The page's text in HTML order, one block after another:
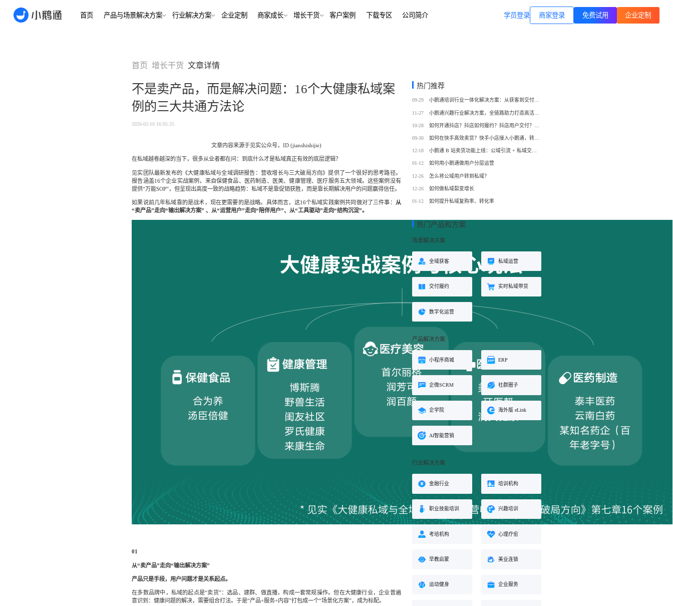
首页 产品与场景解决方案
全域获客
打通视频号抖音快手工具，流量沉
淀私域
私域运营
私域增长利器，助力私域获客/培育/
转、一站式解决方案
经营全链路数据洞察，公域私域打
产品
小程序商城 ERP
深度链接粉丝，高品质社群运营
企业培训系统，员工培训、考试全
场景解决方案
适配出海场景的全新产品，实现海
外经营闭环
行业解决方案
金融/财经行业
合规、转化、AI+——12000+金融
客户的共同选择
培训机构私域销转一站式解决方案
兴趣培训
考公考研、专升本、出国留学等一
心理疗愈
连锁心理机构的私域获客、标准化
交付与用户留存、多门店管理工具
早教启蒙
打通招生-营期-家校链路闭环，实现
长期增长
9 年深耕，为美业定义实时互动私
域新标准
企业服务
企业服务私域营销解决方案，提供
稳定运营工具
政企行业
为政府机构、事业单位、央国企等
提供数字化解决方案 高效变现
社区团购”新生态模式”，打破传统
私域电商系统，全链路私域增长解
决方案
加盟培育、连锁门店管理、企业商
心理咨询机构私域获客、标准化交
付与用户留存一站式解决方案
企业定制 商家成长
帮助中心
增长干货 客户案例 公司简介 学员登录 商家登录
首页 增长干货 文章详情
不是卖产品，而是解决问题：16个大健康私域案
例的三大共通方法论
2026-02-10 16:05:25
文章内容来源于见实公众号，ID (jianshishijie)
在私域越卷越深的当下，很多从业者都在问：到底什么才是私域真正有效的底层逻辑？
见实团队最新发布的《大健康私域与全域调研报告：营收增长与三大破局方向》提供了一个很好的思考路径。
报告涵盖16个企业实战案例，来自保健食品、医药制造、医美、健康管理、医疗服务五大领域。这些案例没有
提供“万能SOP”，但呈现出高度一致的战略趋势：私域不是靠促销获胜，而是靠长期解决用户的问题赢得信任。
如果说前几年私域靠的是战术，现在更需要的是战略。具体而言，这16个私域实践案例共同做对了三件事：
从
“卖产品”走向“输出解决方案” 、从“运营用户”走向“陪伴用户”、从“工具驱动”走向“结构沉淀”。
01
从“卖产品”走向“输出解决方案”
产品只是手段，用户问题才是关系起点。
在多数品牌中，私域的起点是“卖货”：选品、建群、做直播，构成一套常规操作。但在大健康行业，企业普遍
意识到：健康问题的解决，需要组合打法。于是“产品+服务+内容”打包成一个“场景化方案”，成为标配。
热门推荐
09-29 小鹅通培训行业一体化解决方案：从获客到交付，帮你打通增长全链路！
11-27
10-28
09-30
12-18
01-12 如何用小鹅通做用户分层运营
12-26 怎么将公域用户转到私域？
12-26 如何做私域裂变增长
01-12 如何提升私域复购率、转化率
热门产品和方案
场景解决方案
全域获客 私域运营
交付履约 实时私域带货
数字化运营
产品解决方案
小程序商城 ERP
企微SCRM 社群圈子
企学院 海外版 eLink
AI智能营销
行业解决方案
金融行业 培训机构
职业技能培训 兴趣培训
考培机构 心理疗愈
早教启蒙 美业连锁
运动健身 企业服务